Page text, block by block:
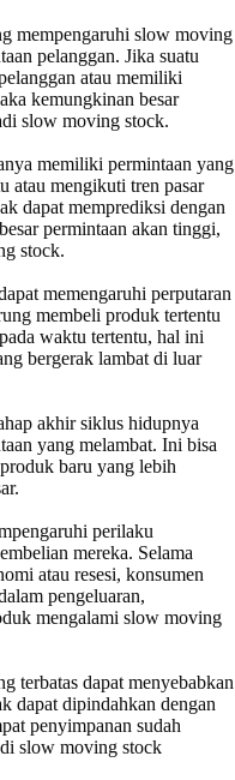
mempengaruhi slow moving
pelanggan. Jika suatu
atau memiliki
kemungkinan besar
slow moving stock.
memiliki permintaan yang
atau mengikuti tren pasar
dapat memprediksi dengan
permintaan akan tinggi,
stock.
memengaruhi perputaran
membeli produk tertentu
waktu tertentu, hal ini
bergerak lambat di luar
akhir siklus hidupnya
yang melambat. Ini bisa
baru yang lebih
perilaku
mereka. Selama
atau resesi, konsumen
pengeluaran,
mengalami slow moving
terbatas dapat menyebabkan
dapat dipindahkan dengan
penyimpanan sudah
slow moving stock